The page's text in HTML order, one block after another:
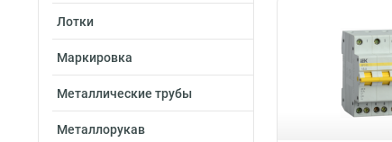
Лотки
Маркировка
Металлические трубы
Металлорукав